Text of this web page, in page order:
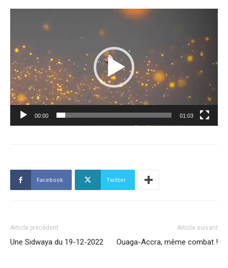
Lecteur
00:00 01:03
Facebook Twitter
Article précédent
Une Sidwaya du 19-12-2022
Article suivant
Ouaga-Accra, même combat !